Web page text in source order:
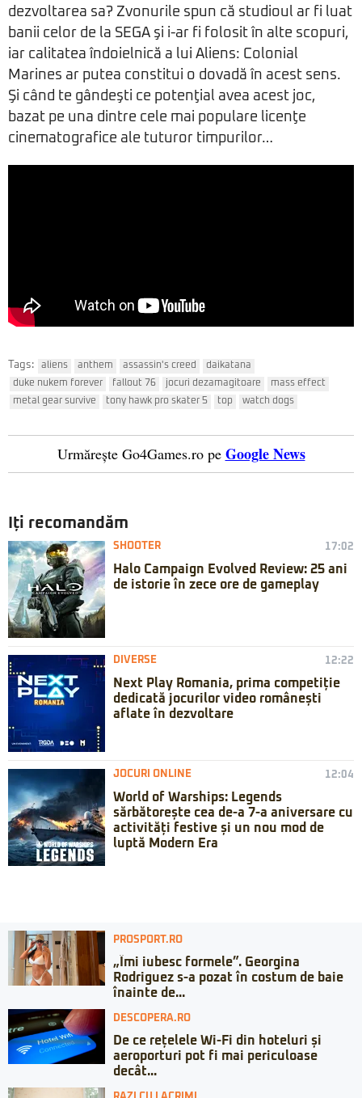
dezvoltarea sa? Zvonurile spun că studioul ar fi luat
banii celor de la SEGA şi i-ar fi folosit în alte scopuri,
iar calitatea îndoielnică a lui Aliens: Colonial
Marines ar putea constitui o dovadă în acest sens.
Şi când te gândeşti ce potenţial avea acest joc,
bazat pe una dintre cele mai populare licenţe
cinematografice ale tuturor timpurilor…
Tags: aliens anthem assassin's creed
daikatana
duke nukem forever
fallout 76 jocuri dezamagitoare
mass effect
metal gear survive
tony hawk pro skater 5 top watch dogs
Urmărește Go4Games.ro pe Google News
Iți recomandăm
SHOOTER 17:02
Halo Campaign Evolved Review: 25 ani
de istorie în zece ore de gameplay
DIVERSE 12:22
Next Play Romania, prima competiție
dedicată jocurilor video românești
aflate în dezvoltare
JOCURI ONLINE 12:04
World of Warships: Legends
sărbătorește cea de-a 7-a aniversare cu
activități festive și un nou mod de
luptă Modern Era
PROSPORT.RO
„Îmi iubesc formele”. Georgina
Rodriguez s-a pozat în costum de baie
înainte de...
DESCOPERA.RO
De ce rețelele Wi-Fi din hoteluri și
aeroporturi pot fi mai periculoase
decât...